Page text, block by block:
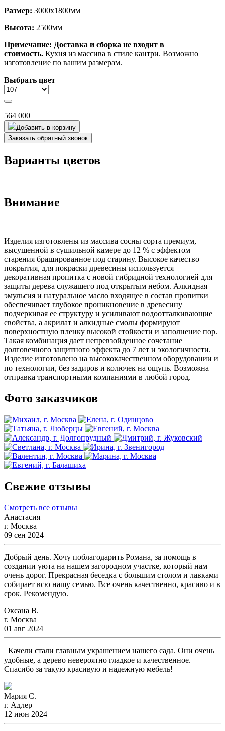
Размер: 3000х1800мм
Высота: 2500мм
Примечание: Доставка и сборка не входит в
стоимость. Кухня из массива в стиле кантри. Возможно
изготовление по вашим размерам.
Выбрать цвет
564 000
Добавить в корзину
Заказать обратный звонок
Варианты цветов
Внимание
Изделия изготовлены из массива сосны сорта премиум,
высушенной в сушильной камере до 12 % с эффектом
старения брашированное под старину. Высокое качество
покрытия, для покраски древесины используется
декоративная пропитка с новой гибридной технологией для
защиты дерева служащего под открытым небом. Алкидная
эмульсия и натуральное масло входящее в состав пропитки
обеспечивает глубокое проникновение в древесину
подчеркивая ее структуру и усиливают водоотталкивающие
свойства, а акрилат и алкидные смолы формируют
поверхностную пленку высокой стойкости и заполнение пор.
Такая комбинация дает непревзойденное сочетание
долговечного защитного эффекта до 7 лет и экологичности.
Изделие изготовлено на высококачественном оборудовании и
по технологии, без задиров и колючек на ощупь. Возможна
отправка транспортными компаниями в любой город.
Фото заказчиков
Свежие отзывы
Смотреть все отзывы
Анастасия
г. Москва
09 сен 2024
Добрый день. Хочу поблагодарить Романа, за помощь в
создании уюта на нашем загородном участке, который нам
очень дорог. Прекрасная беседка с большим столом и лавками
собирает всю нашу семью. Все очень качественно, красиво и в
срок. Рекомендую.
Оксана В.
г. Москва
01 авг 2024
Качели стали главным украшением нашего сада. Они очень
удобные, а дерево невероятно гладкое и качественное.
Спасибо за такую красивую и надежную мебель!
Мария С.
г. Адлер
12 июн 2024